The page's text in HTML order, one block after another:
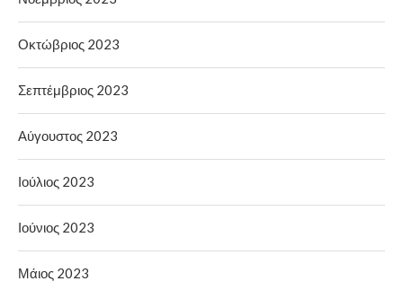
Οκτώβριος 2023
Σεπτέμβριος 2023
Αύγουστος 2023
Ιούλιος 2023
Ιούνιος 2023
Μάιος 2023